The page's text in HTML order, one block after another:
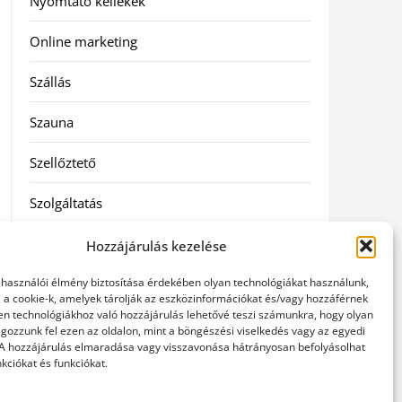
Hozzájárulás kezelése
élmény biztosítása érdekében olyan technológiákat használunk,
cookie-k, amelyek tárolják az eszközinformációkat és/vagy hozzáférnek
technológiákhoz való hozzájárulás lehetővé teszi számunkra, hogy olyan
fel ezen az oldalon, mint a böngészési viselkedés vagy az egyedi
hozzájárulás elmaradása vagy visszavonása hátrányosan befolyásolhat
és funkciókat.
Online marketing
Szállás
Szauna
Szellőztető
Szolgáltatás
Utazás
Vásárlás
Webáruházak